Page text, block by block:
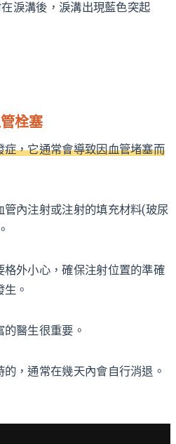
淚溝後，淚溝出現藍色突起
栓塞
，它通常會導致因血管堵塞而
內注射或注射的填充材料(玻尿
外小心，確保注射位置的準確
。
醫生很重要。
，通常在幾天內會自行消退。